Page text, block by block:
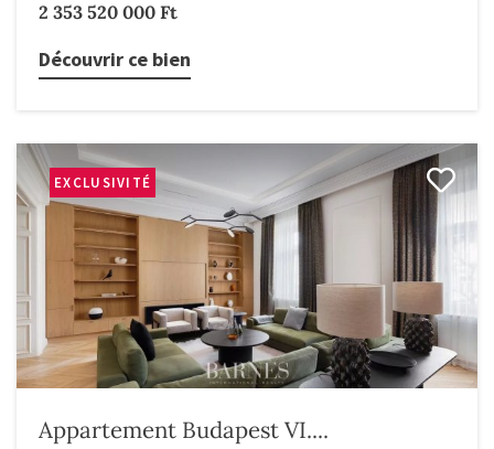
2 353 520 000 Ft
Découvrir ce bien
EXCLUSIVITÉ
Appartement Budapest VI....